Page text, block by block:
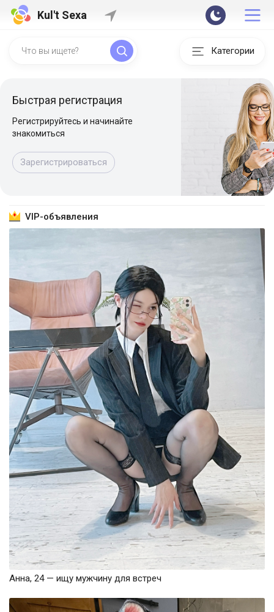
Kul't Sexa
Категории
Быстрая регистрация
Регистрируйтесь и начинайте
знакомиться
Зарегистрироваться
VIP-объявления
Анна, 24 — ищу мужчину для встреч